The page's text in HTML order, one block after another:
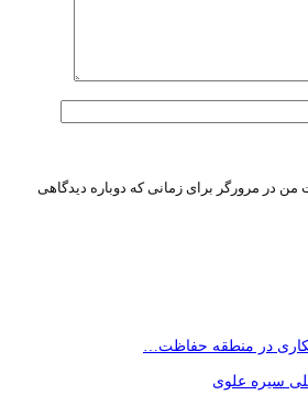
من در مرورگر برای زمانی که دوباره دیدگاهی
در منطقه حفاظت…
سیره علوی